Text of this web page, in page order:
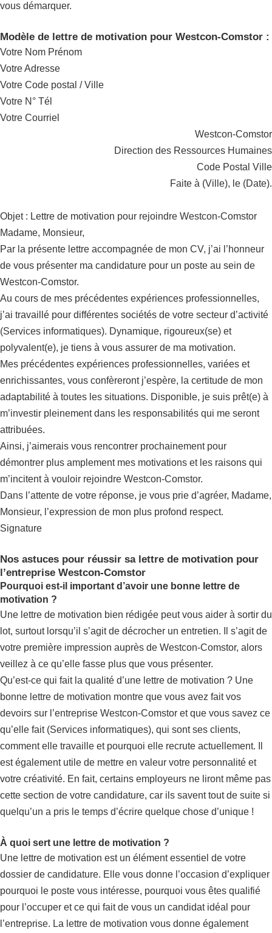
vous démarquer.
Modèle de lettre de motivation pour Westcon-Comstor :
Votre Nom Prénom
Votre Adresse
Votre Code postal / Ville
Votre N° Tél
Votre Courriel
Westcon-Comstor
Direction des Ressources Humaines
Code Postal Ville
Faite à (Ville), le (Date).
Objet : Lettre de motivation pour rejoindre Westcon-Comstor
Madame, Monsieur,
Par la présente lettre accompagnée de mon CV, j’ai l’honneur
de vous présenter ma candidature pour un poste au sein de
Westcon-Comstor.
Au cours de mes précédentes expériences professionnelles,
j’ai travaillé pour différentes sociétés de votre secteur d’activité
(Services informatiques). Dynamique, rigoureux(se) et
polyvalent(e), je tiens à vous assurer de ma motivation.
Mes précédentes expériences professionnelles, variées et
enrichissantes, vous confèreront j’espère, la certitude de mon
adaptabilité à toutes les situations. Disponible, je suis prêt(e) à
m’investir pleinement dans les responsabilités qui me seront
attribuées.
Ainsi, j’aimerais vous rencontrer prochainement pour
démontrer plus amplement mes motivations et les raisons qui
m’incitent à vouloir rejoindre Westcon-Comstor.
Dans l’attente de votre réponse, je vous prie d’agréer, Madame,
Monsieur, l’expression de mon plus profond respect.
Signature
Nos astuces pour réussir sa lettre de motivation pour
l’entreprise Westcon-Comstor
Pourquoi est-il important d’avoir une bonne lettre de
motivation ?
Une lettre de motivation bien rédigée peut vous aider à sortir du
lot, surtout lorsqu’il s’agit de décrocher un entretien. Il s’agit de
votre première impression auprès de Westcon-Comstor, alors
veillez à ce qu’elle fasse plus que vous présenter.
Qu’est-ce qui fait la qualité d’une lettre de motivation ? Une
bonne lettre de motivation montre que vous avez fait vos
devoirs sur l’entreprise Westcon-Comstor et que vous savez ce
qu’elle fait (Services informatiques), qui sont ses clients,
comment elle travaille et pourquoi elle recrute actuellement. Il
est également utile de mettre en valeur votre personnalité et
votre créativité. En fait, certains employeurs ne liront même pas
cette section de votre candidature, car ils savent tout de suite si
quelqu’un a pris le temps d’écrire quelque chose d’unique !
À quoi sert une lettre de motivation ?
Une lettre de motivation est un élément essentiel de votre
dossier de candidature. Elle vous donne l’occasion d’expliquer
pourquoi le poste vous intéresse, pourquoi vous êtes qualifié
pour l’occuper et ce qui fait de vous un candidat idéal pour
l’entreprise. La lettre de motivation vous donne également